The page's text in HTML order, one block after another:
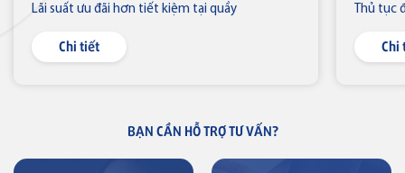
Lãi suất ưu đãi hơn tiết kiệm tại quầy
Chi tiết
Thủ tục
Chi
BẠN CẦN HỖ TRỢ TƯ VẤN?
Thẻ tín dụng
Thẻ tín dụng